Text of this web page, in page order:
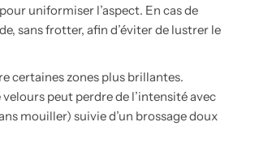
uniformiser l’aspect. En cas de
sans frotter, afin d’éviter de lustrer le
certaines zones plus brillantes.
peut perdre de l’intensité avec
mouiller) suivie d’un brossage doux